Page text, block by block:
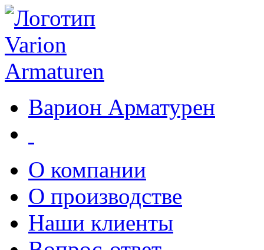
Варион Арматурен
О компании
О производстве
Наши клиенты